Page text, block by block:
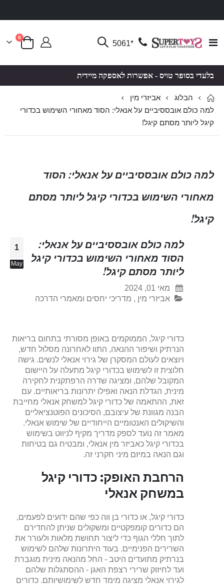
Toggle
*5061 סל קניות
0פריטים
בלעדי בסופר טויס - אפשרות לאספקה מיידית
הבלוג
אביזרי מין
למה כולם אובססיביים על אנאלי: הסוד מאחורי השימוש בכדורי
קיגל ליותר מסתם קיגל!
למה כולם אובססיביים על אנאלי: הסוד
מאחורי השימוש בכדורי קיגל ליותר מסתם
קיגל!
1
May
למה כולם אובססיביים על אנאלי:
הסוד מאחורי השימוש בכדורי קיגל
ליותר מסתם קיגל!
מאי 01, 2024
אביזרי מין , מדריכי יחסים ומאמרי הדרכה
כדורי קיגל, הממוקמים באופן מסורתי בתחום בריאות
הנרתיק ושיפור ההנאה, התוו לאחרונה מסלול חדש,
ויוצאים לעולם המסקרן של גירוי אנאלי לנשים. גישה
חלוצית זו לשימוש בכדורי קיגל מתעלה על היישום
המקובל שלהם, ומציגה שדרה הרפתקנית לחקירה
מינית, הגדלת הנאה ואפילו יתרונות בריאותיים. עם
זאת, ההתאמה של כדורי קיגל למשחק אנאלי מחייבת
הבנה מגוונת של עיצובם, הסיכונים הפוטנציאליים
והשיקולים האנטומיים הייחודיים של שימוש אנאלי.
מאמר זה נועד לספק מדריך מקיף לניווט בשימוש
בכדורי קיגל כאביזר מין אנאלי, ומבטיח גם בטיחות
וגם הנאה במיזם מיני חקרני זה.
הרחבת האופק: כדורי קיגל
במשחק אנאלי
כדורי קיגל, או כדורי בן ווה כפי שהם ידועים לפעמים,
הם כדורים קומפקטיים ומשקולים שניתן להחדירם
לתוך חללי הגוף כדי ליצור תחושת מלאות ולעורר את
השרירים הפנימיים. בעוד היתרונות שלהם לשימוש
בנרתיק מתועדים היטב - החל מהנאה מינית מוגברת
ועד לחיזוק שרירי רצפת האגן - ההסתגלות שלהם
לגירוי אנאלי מציגה מימד חדש לשימושיותם. כדורים